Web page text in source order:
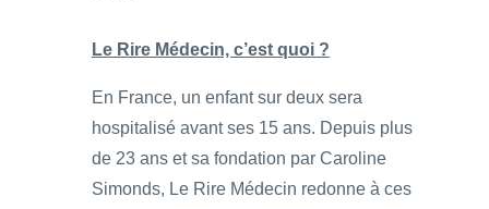
Le Rire Médecin, c’est quoi ?
En France, un enfant sur deux sera
hospitalisé avant ses 15 ans. Depuis plus
de 23 ans et sa fondation par Caroline
Simonds, Le Rire Médecin redonne à ces